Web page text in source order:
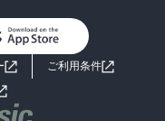
向けラノベ
い合わせ
ご利用条件